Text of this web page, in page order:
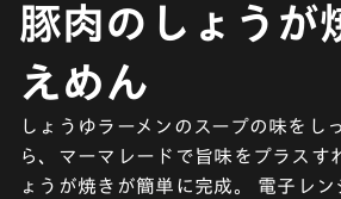
豚肉のしょうが
えめん
しょうゆラーメンのスープの味をし
ら、マーマレードで旨味をプラスす
ょうが焼きが簡単に完成。 電子レ